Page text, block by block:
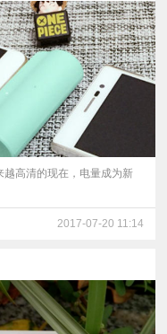
高清的现在，电量成为新
2017-07-20 11:14